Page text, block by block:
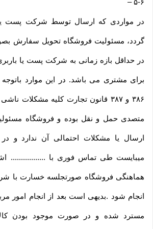
۵-۶–
در مواردی که ارسال توسط شرکت پست یا
گردد، مسئولیت فروشگاه تحویل سفارش
در حداقل بازه زمانی به شرکت پست یا
برای مشتری می باشد. در این موارد باتوجه
۳۸۶ و ۳۸۷ قانون تجارت کلیه مشکلات
متصدی حمل و نقل بوده و فروشگاه
ارسال یا مشکلات احتمالی آن ندارد و
میبایست طی تماس فوری با .................
هماهنگی فروشگاه صورتجلسه خسارت با
انجام شود .بدیهی است بعد از انجام امور
مسترد شده و در صورت موجود بودن